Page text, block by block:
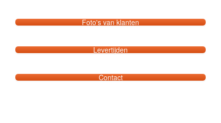
Foto's van klanten
Levertijden
Contact